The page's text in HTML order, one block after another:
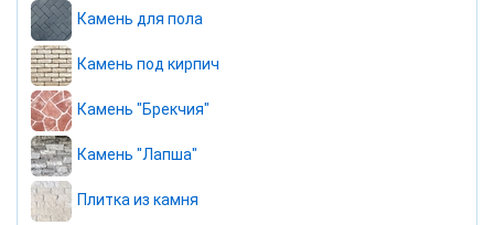
Камень для пола
Камень под кирпич
Камень "Брекчия"
Камень "Лапша"
Плитка из камня